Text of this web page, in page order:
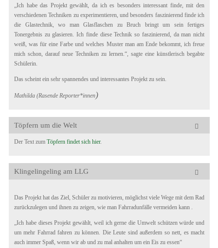
„Ich habe das Projekt gewählt, da ich es besonders interessant finde, mit den
verschiedenen Techniken zu experimentieren, und besonders faszinierend finde ich
die Glastechnik, wo man Glasflaschen zu Bruch bringt um sein fertiges
Tonergebnis zu glasieren. Ich finde diese Technik so faszinierend, da man nicht
weiß, was für eine Farbe und welches Muster man am Ende bekommt, ich freue
mich schon, darauf neue Techniken zu lernen.“, sagte eine künstlerisch begabte
Schülerin.
Das scheint ein sehr spannendes und interessantes Projekt zu sein.
Mathilda (Rasende Reporter*innen)
Töpfern um die Welt
Der Text zum Töpfern findet sich hier.
Klingelingeling am LLG
Das Projekt hat das Ziel, Schüler zu motivieren, möglichst viele Wege mit dem Rad
zurückzulegen und ihnen zu zeigen, wie man Fahrradunfälle vermeiden kann .
„Ich habe dieses Projekt gewählt, weil ich gerne die Umwelt schützen würde und
um mehr Fahrrad fahren zu können. Die Leute sind außerdem so nett, es macht
auch immer Spaß, wenn wir ab und zu mal anhalten um ein Eis zu essen“